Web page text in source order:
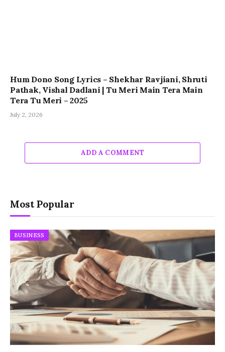
Hum Dono Song Lyrics – Shekhar Ravjiani, Shruti
Pathak, Vishal Dadlani | Tu Meri Main Tera Main
Tera Tu Meri – 2025
July 2, 2026
ADD A COMMENT
Most Popular
BUSINESS